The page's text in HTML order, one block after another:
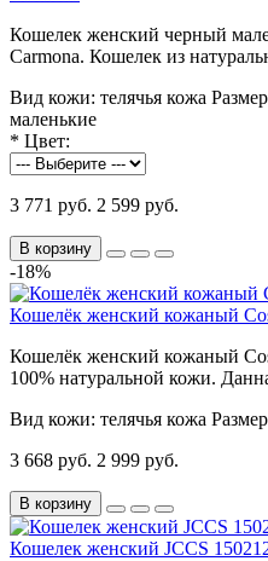
Кошелек женский черный
Carmona. Кошелек из
Вид кожи: телячья кожа
маленькие
* Цвет:
3 771 руб. 2 599 руб.
В корзину
-18%
Кошелёк женский кожаный
Кошелёк женский кожаный
100% натуральной кожи.
Вид кожи: телячья кожа
3 668 руб. 2 999 руб.
В корзину
Кошелек женский JCCS